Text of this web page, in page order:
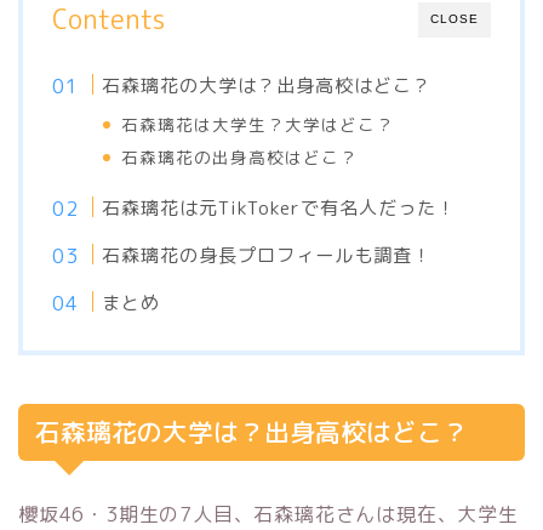
CLOSE
Contents
石森璃花の大学は？出身高校はどこ？
石森璃花は大学生？大学はどこ？
石森璃花の出身高校はどこ？
石森璃花は元TikTokerで有名人だった！
石森璃花の身長プロフィールも調査！
まとめ
石森璃花の大学は？出身高校はどこ？
櫻坂46・3期生の7人目、石森璃花さんは現在、大学生